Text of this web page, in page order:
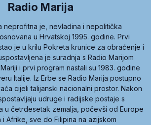
Radio Marija
neprofitna je, nevladina i nepolitička
u Hrvatskoj 1995. godine. Prvi
je u krilu Pokreta krunice za obraćenje i
je suradnja s Radio Marijom
i prvi program nastali su 1983. godine
Italije. Iz Erbe se Radio Marija postupno
cijeli talijanski nacionalni prostor. Nakon
udruge i radijske postaje s
u četrdesetak zemalja, počevši od Europe
Afrike, sve do Filipina na azijskom